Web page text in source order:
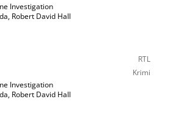
Investigation
, Robert David Hall
RTL
Krimi
Investigation
, Robert David Hall